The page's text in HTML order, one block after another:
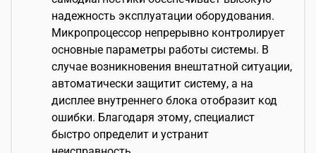
надежность эксплуатации оборудования.
Микропроцессор непрерывно контролирует
основные параметры работы системы. В
случае возникновения внештатной ситуации,
автоматически защитит систему, а на
дисплее внутреннего блока отобразит код
ошибки. Благодаря этому, специалист
быстро определит и устранит